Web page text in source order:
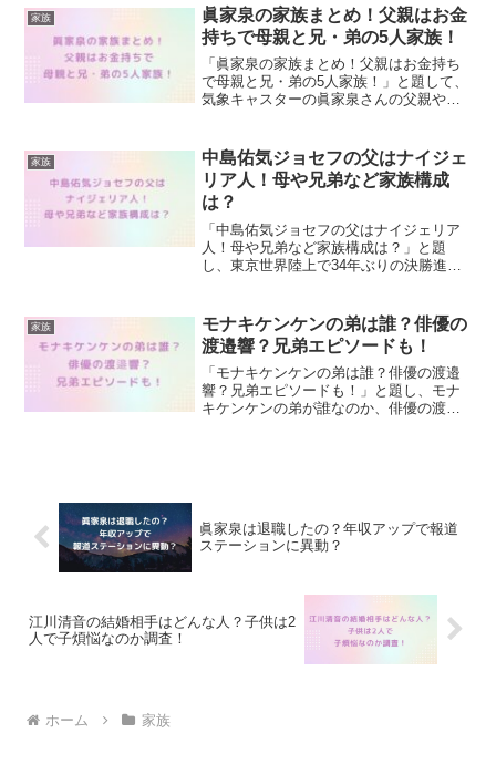
ら母子家庭での成長過程まで紹介しま
す！
家族
眞家泉の家族まとめ！父親はお金
持ちで母親と兄・弟の5人家族！
「眞家泉の家族まとめ！父親はお金持ち
で母親と兄・弟の5人家族！」と題して、
気象キャスターの眞家泉さんの父親や母
家族
中島佑気ジョセフの父はナイジェ
リア人！母や兄弟など家族構成
は？
「中島佑気ジョセフの父はナイジェリア
人！母や兄弟など家族構成は？」と題
し、東京世界陸上で34年ぶりの決勝進出
ピソードについて紹介します！
家族
モナキケンケンの弟は誰？俳優の
渡邉響？兄弟エピソードも！
「モナキケンケンの弟は誰？俳優の渡邉
響？兄弟エピソードも！」と題し、モナ
キケンケンの弟が誰なのか、俳優の渡邉
眞家泉は退職したの？年収アップで報道
ステーションに異動？
江川清音の結婚相手はどんな人？子供は2
人で子煩悩なのか調査！
ホーム 家族